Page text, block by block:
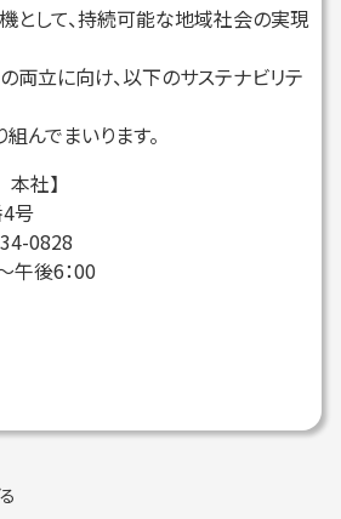
として、持続可能な地域社会の実現
両立に向け、以下のサステナビリテ
んでまいります。
社】
号
0828
午後6：00